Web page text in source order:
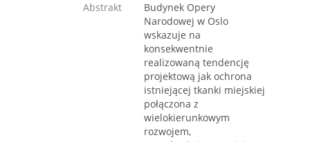
Abstrakt
Budynek Opery
Narodowej w Oslo
wskazuje na
konsekwentnie
realizowaną tendencję
projektową jak ochrona
istniejącej tkanki miejskiej
połączona z
wielokierunkowym
rozwojem,